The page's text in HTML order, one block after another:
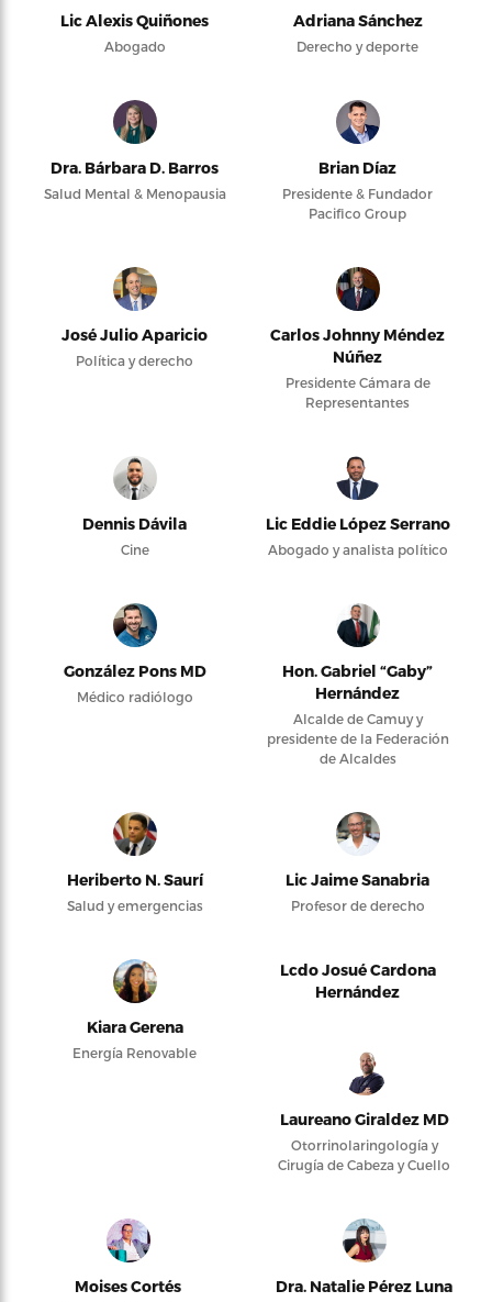
Lic Alexis Quiñones
Abogado
Adriana Sánchez
Derecho y deporte
Dra. Bárbara D. Barros
Salud Mental & Menopausia
Brian Díaz
Presidente & Fundador
Pacifico Group
José Julio Aparicio
Política y derecho
Carlos Johnny Méndez
Núñez
Presidente Cámara de
Representantes
Dennis Dávila
Cine
Lic Eddie López Serrano
Abogado y analista político
González Pons MD
Médico radiólogo
Hon. Gabriel “Gaby”
Hernández
Alcalde de Camuy y
presidente de la Federación
de Alcaldes
Heriberto N. Saurí
Salud y emergencias
Lic Jaime Sanabria
Profesor de derecho
Kiara Gerena
Energía Renovable
Lcdo Josué Cardona
Hernández
Laureano Giraldez MD
Otorrinolaringología y
Cirugía de Cabeza y Cuello
Moises Cortés Dra. Natalie Pérez Luna